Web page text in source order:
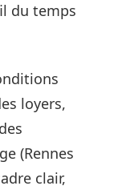
du temps
loyers,
(Rennes
clair,